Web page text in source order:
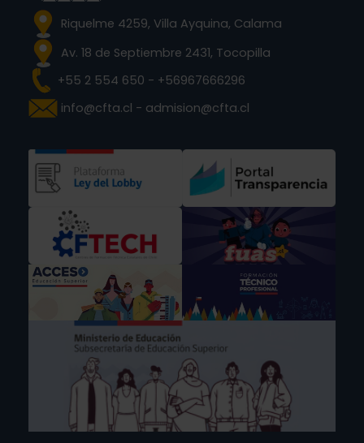
Riquelme 4259, Villa Ayquina, Calama
Av. 18 de Septiembre 2431, Tocopilla
+55 2 554 650 - +56967666296
info@cfta.cl - admision@cfta.cl